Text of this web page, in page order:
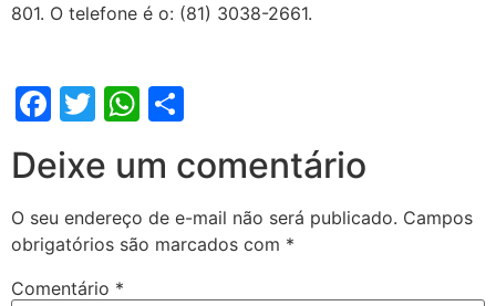
801. O telefone é o: (81) 3038-2661.
Facebook
TwitterWhatsApp
Deixe um comentário
O seu endereço de e-mail não será publicado. Campos
obrigatórios são marcados com *
Comentário *